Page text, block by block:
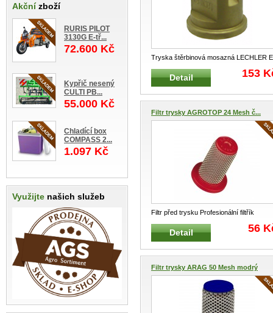
Akčnízboží
RURIS PILOT
3130G E-tř...
72.600 Kč
Kypřič nesený
CULTI PB...
55.000 Kč
Chladící box
COMPASS 2...
1.097 Kč
Využijte našich služeb
Tryska štěrbinová mosazná LECHLER
Profesionální mosazná tryska pro
Detail 153
Filtr trysky AGROTOP 24 Mesh č...
Filtr před trysku Profesionální filtřík
válcového tvaru s přírubou
Detail 56
Filtr trysky ARAG 50 Mesh modrý